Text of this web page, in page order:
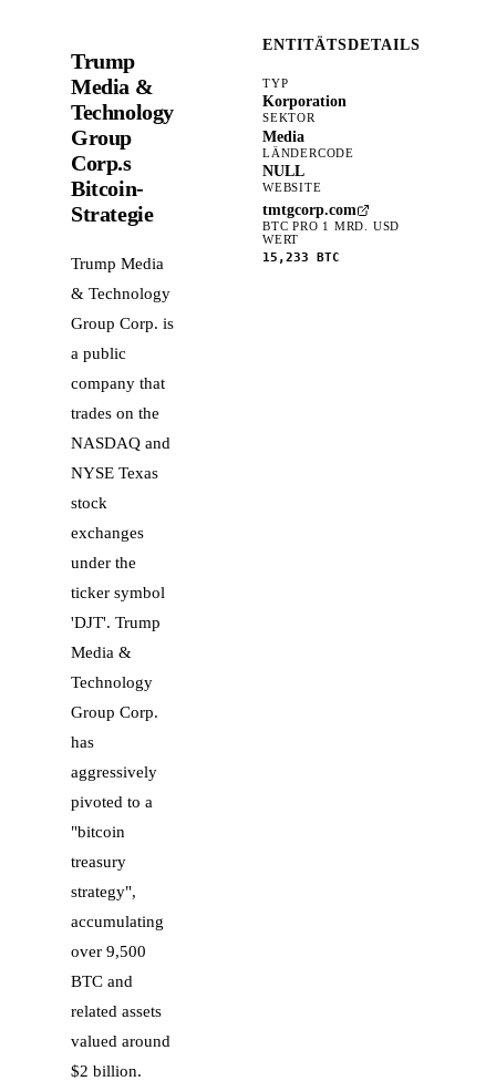
Trump
Media &
Technology
Group
Corp.s
Bitcoin-
Strategie
Trump Media
& Technology
Group Corp. is
a public
company that
trades on the
NASDAQ and
NYSE Texas
stock
exchanges
under the
ticker symbol
'DJT'. Trump
Media &
Technology
Group Corp.
has
aggressively
pivoted to a
"bitcoin
treasury
strategy",
accumulating
over 9,500
BTC and
related assets
valued around
$2 billion.
ENTITÄTSDETAILS
TYP
Korporation
SEKTOR
Media
LÄNDERCODE
NULL
WEBSITE
tmtgcorp.com
BTC PRO 1 MRD. USD
WERT
15,233 BTC